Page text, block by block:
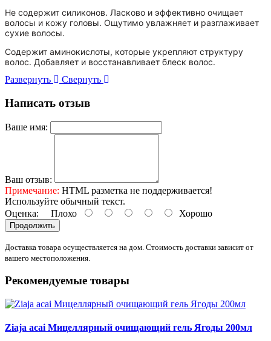
Не содержит силиконов. Ласково и эффективно очищает
волосы и кожу головы. Ощутимо увлажняет и разглаживает
сухие волосы.
Содержит аминокислоты, которые укрепляют структуру
волос. Добавляет и восстанавливает блеск волос.
Развернуть
Свернуть
Написать отзыв
Ваше имя:
Ваш отзыв:
Примечание: HTML разметка не поддерживается!
Используйте обычный текст.
Оценка: Плохо Хорошо
Продолжить
Доставка товара осуществляется на дом. Стоимость доставки зависит от
вашего местоположения.
Рекомендуемые товары
Ziaja acai Мицеллярный очищающий гель Ягоды 200мл